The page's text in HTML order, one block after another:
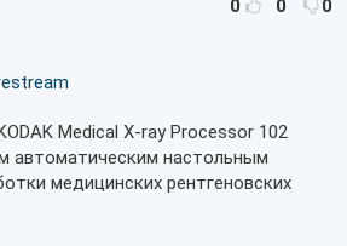
0 0 0
Medical X-ray Processor 102
автоматическим настольным
медицинских рентгеновских